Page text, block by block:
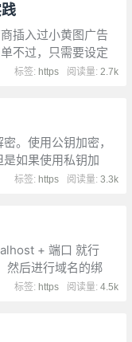
插入过小黄图广告
不过，只需要设定
改后的数据返回，这
阅读量: 2.7k
标签: https
。使用公钥加密，
如果使用私钥加
性。因为只有知道私
阅读量:3.3k
标签: https
+ 端口 就行
然后进行域名的绑
对域名访问本地的服
阅读量:4.5k
标签: https